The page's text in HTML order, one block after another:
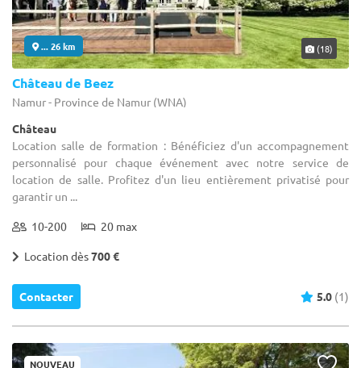
... 26 km (18)
Château de Beez
Namur - Province de Namur (WNA)
Château
Location salle de formation : Bénéficiez d'un accompagnement
personnalisé pour chaque événement avec notre service de
location de salle. Profitez d'un lieu entièrement privatisé pour
garantir un ...
10-200 20 max
Location dès700 €
Contacter 5.0 (1)
NOUVEAU